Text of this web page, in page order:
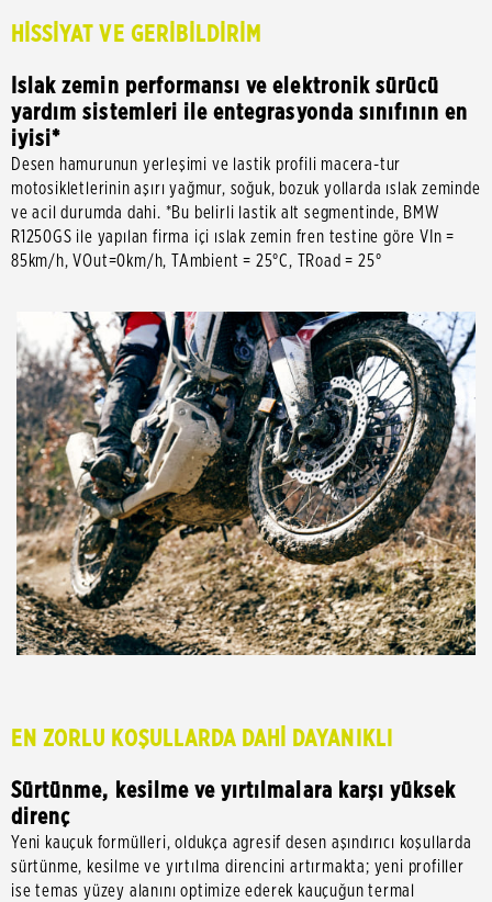
HİSSİYAT VE GERİBİLDİRİM
Islak zemin performansı ve elektronik sürücü
yardım sistemleri ile entegrasyonda sınıfının en
iyisi*
Desen hamurunun yerleşimi ve lastik profili macera-tur
motosikletlerinin aşırı yağmur, soğuk, bozuk yollarda ıslak zeminde
ve acil durumda dahi. *Bu belirli lastik alt segmentinde, BMW
R1250GS ile yapılan firma içi ıslak zemin fren testine göre VIn =
85km/h, VOut=0km/h, TAmbient = 25°C, TRoad = 25°
EN ZORLU KOŞULLARDA DAHİ DAYANIKLI
Sürtünme, kesilme ve yırtılmalara karşı yüksek
direnç
Yeni kauçuk formülleri, oldukça agresif desen aşındırıcı koşullarda
sürtünme, kesilme ve yırtılma direncini artırmakta; yeni profiller
ise temas yüzey alanını optimize ederek kauçuğun termal